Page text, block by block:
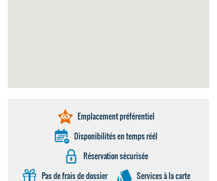
Emplacement préférentiel
Disponibilités en temps réél
Réservation sécurisée
Pas de frais de dossier
Services à la carte